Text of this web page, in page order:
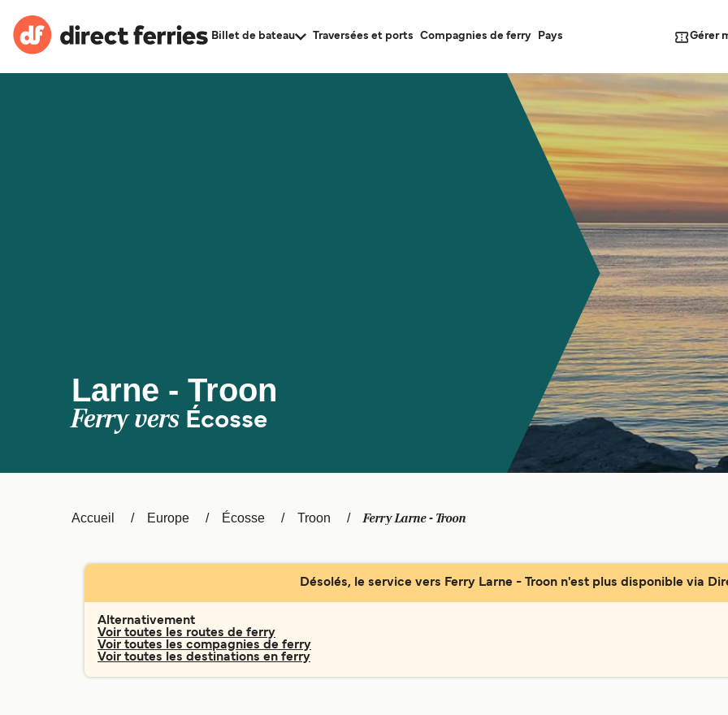
Billet de bateau Traversées et ports Compagnies de ferry Pays Gérer
Larne - Troon
Ferry vers Écosse
Accueil Europe Écosse Troon Ferry Larne - Troon
Désolés, le service vers Ferry Larne - Troon n'est plus disponible via
Alternativement
Voir toutes les routes de ferry
Voir toutes les compagnies de ferry
Voir toutes les destinations en ferry